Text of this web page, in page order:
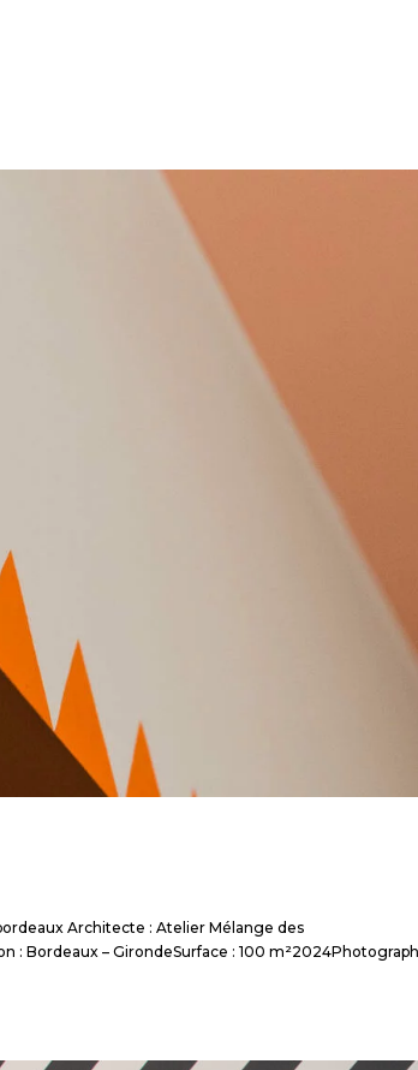
Architecte : Atelier Mélange des
: Bordeaux – GirondeSurface : 100